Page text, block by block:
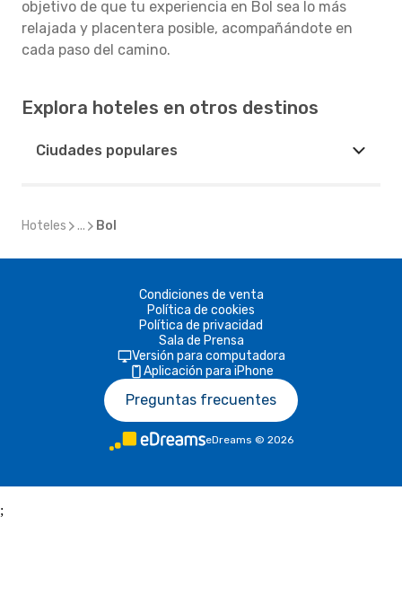
objetivo de que tu experiencia en Bol sea lo más
relajada y placentera posible, acompañándote en
cada paso del camino.
Explora hoteles en otros destinos
Ciudades populares
Hoteles ... Bol
Condiciones de venta
Política de cookies
Política de privacidad
Sala de Prensa
Versión para computadora
Aplicación para iPhone
Preguntas frecuentes
eDreams © 2026
;